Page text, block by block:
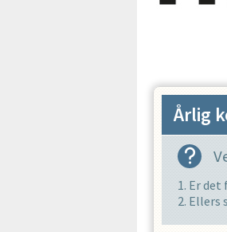
Årlig
1. Er
2. Ellers